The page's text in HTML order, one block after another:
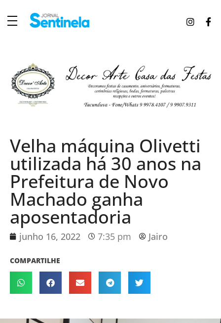
Velha máquina Olivetti
utilizada há 30 anos na
Prefeitura de Novo
Machado ganha
aposentadoria
junho 16, 2022 7:35 pm Jairo
COMPARTILHE